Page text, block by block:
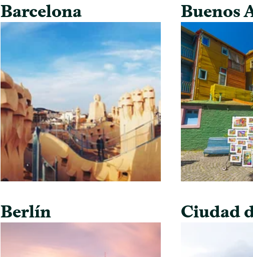
Barcelona
Berlín
Buenos
Ciudad